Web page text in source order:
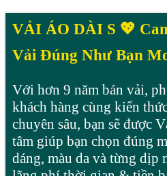
VẢI ÁO DÀI S 💖
Vải Đúng Như Bạn
Với hơn 9 năm bán vải,
khách hàng cùng kiến
chuyên sâu, bạn sẽ được
tâm giúp bạn chọn đúng
dáng, màu da và từng dịp